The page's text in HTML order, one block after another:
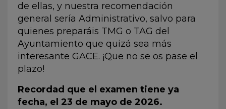
de ellas, y nuestra recomendación
general sería Administrativo, salvo para
quienes preparáis TMG o TAG del
Ayuntamiento que quizá sea más
interesante GACE. ¡Que no se os pase el
plazo!
Recordad que el examen tiene ya
fecha, el 23 de mayo de 2026.